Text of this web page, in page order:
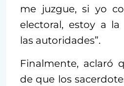
me juzgue, si yo
electoral, estoy a
las autoridades”.
Finalmente, aclaró
de que los